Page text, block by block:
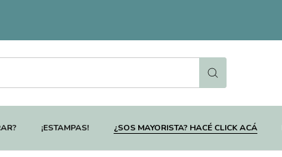
¡ESTAMPAS! ¿SOS MAYORISTA? HACÉ CLICK ACÁ